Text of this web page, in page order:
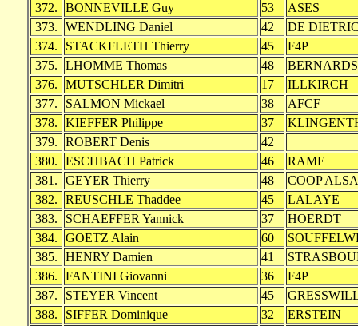
372.
BONNEVILLE Guy 53
ASES
373.
WENDLING Daniel 42
DE
374.
STACKFLETH Thierry 45
F4P
375.
LHOMME Thomas 48
376.
MUTSCHLER Dimitri 17
ILLKIRCH
377.
SALMON Mickael 38
AFCF
378.
KIEFFER Philippe 37
379.
ROBERT Denis
42
380.
ESCHBACH Patrick 46
RAME
381.
GEYER Thierry 48
COOP
382.
REUSCHLE Thaddee 45
LALAYE
383.
SCHAEFFER Yannick 37
HOERDT
384.
GOETZ Alain 60
385.
HENRY Damien 41
386.
FANTINI Giovanni 36
F4P
387.
STEYER Vincent 45
388.
SIFFER Dominique 32
ERSTEIN